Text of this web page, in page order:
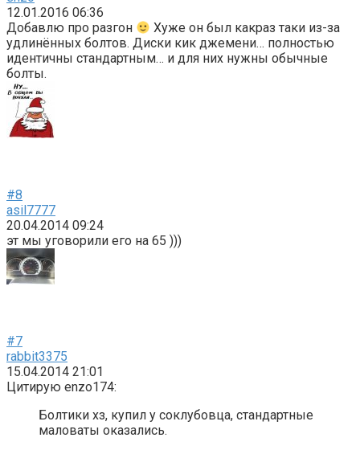
12.01.2016 06:36
Добавлю про разгон
Хуже он был какраз таки из-за
удлинённых болтов. Диски кик джемени… полностью
идентичны стандартным… и для них нужны обычные
болты.
#8
asil7777
20.04.2014 09:24
эт мы уговорили его на 65 )))
#7
rabbit3375
15.04.2014 21:01
Цитирую enzo174:
Болтики хз, купил у соклубовца, стандартные
маловаты оказались.